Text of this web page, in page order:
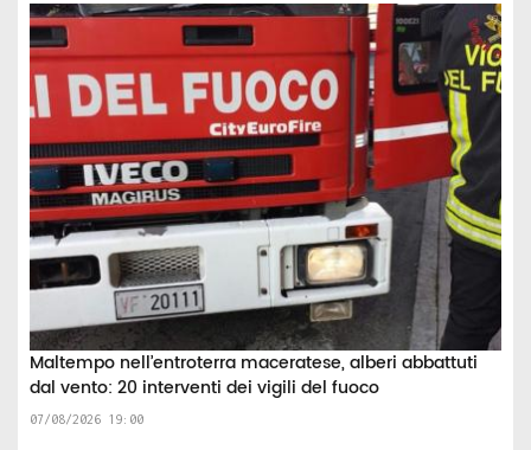
Maltempo nell’entroterra maceratese, alberi abbattuti
dal vento: 20 interventi dei vigili del fuoco
07/08/2026 19:00